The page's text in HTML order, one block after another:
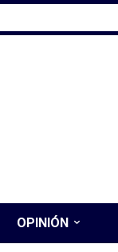
OPINIÓN